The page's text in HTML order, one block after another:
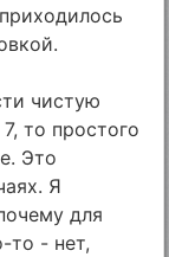
чистую
то простого
Это
Я
для
то - нет,